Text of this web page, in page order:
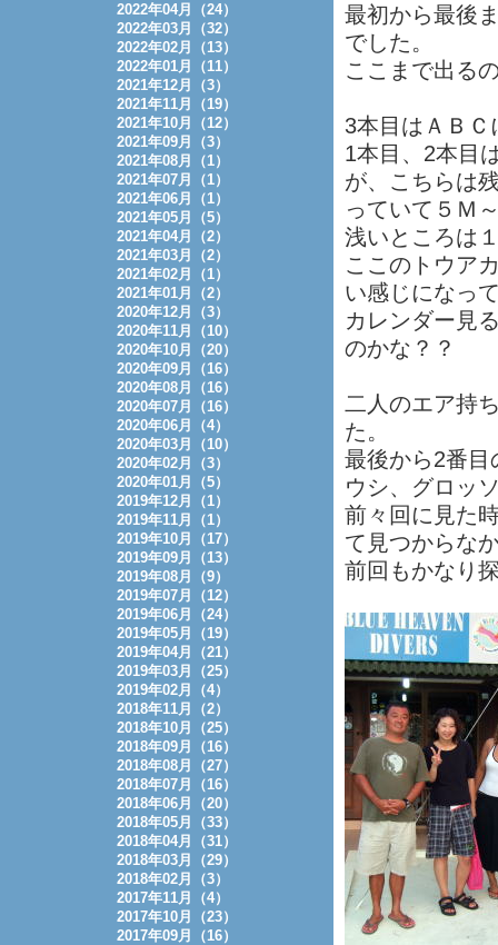
最初から最後
でした。
ここまで出る
3本目はＡＢ
1本目、2本目
が、こちらは
っていて５Ｍ
浅いところは
ここのトウア
い感じになっ
カレンダー見
のかな？？
二人のエア持
た。
最後から2番目
ウシ、グロッ
前々回に見た
て見つからな
前回もかなり
2022年04月（24）
2022年03月（32）
2022年02月（13）
2022年01月（11）
2021年12月（3）
2021年11月（19）
2021年10月（12）
2021年09月（3）
2021年08月（1）
2021年07月（1）
2021年06月（1）
2021年05月（5）
2021年04月（2）
2021年03月（2）
2021年02月（1）
2021年01月（2）
2020年12月（3）
2020年11月（10）
2020年10月（20）
2020年09月（16）
2020年08月（16）
2020年07月（16）
2020年06月（4）
2020年03月（10）
2020年02月（3）
2020年01月（5）
2019年12月（1）
2019年11月（1）
2019年10月（17）
2019年09月（13）
2019年08月（9）
2019年07月（12）
2019年06月（24）
2019年05月（19）
2019年04月（21）
2019年03月（25）
2019年02月（4）
2018年11月（2）
2018年10月（25）
2018年09月（16）
2018年08月（27）
2018年07月（16）
2018年06月（20）
2018年05月（33）
2018年04月（31）
2018年03月（29）
2018年02月（3）
2017年11月（4）
2017年10月（23）
2017年09月（16）